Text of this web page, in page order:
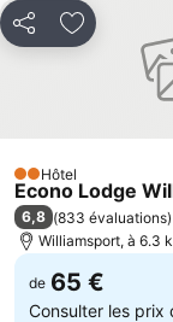
PartagerAjouter à
2 Étoiles
Hôtel
Econo Lodge
6,8 (833 évaluations)
Williamsport, à 6.3
de 65 €
Consulter les prix